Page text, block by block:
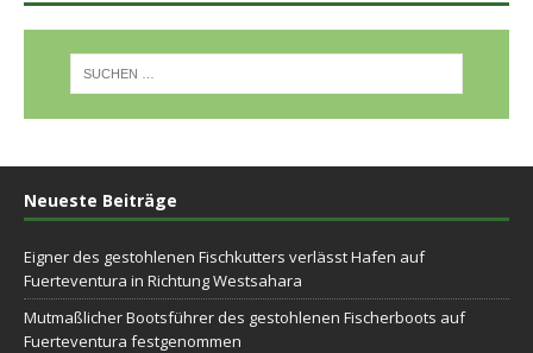
Neueste Beiträge
Eigner des gestohlenen Fischkutters verlässt Hafen auf
Fuerteventura in Richtung Westsahara
Mutmaßlicher Bootsführer des gestohlenen Fischerboots auf
Fuerteventura festgenommen